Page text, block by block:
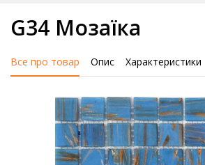
G34 Мозаїка
Все про товар Опис Характеристики